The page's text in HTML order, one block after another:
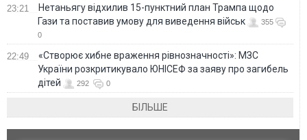
23:21
Нетаньягу відхилив 15-пунктний план Трампа щодо
Гази та поставив умову для виведення військ
355
0
22:49
«Створює хибне враження рівнозначності»: МЗС
України розкритикувало ЮНІСЕФ за заяву про загибель
дітей
292 0
БІЛЬШЕ